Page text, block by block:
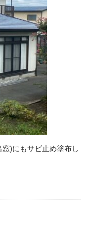
)にもサビ止め塗布し